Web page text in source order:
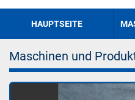
HAUPTSEITE
Maschinen und